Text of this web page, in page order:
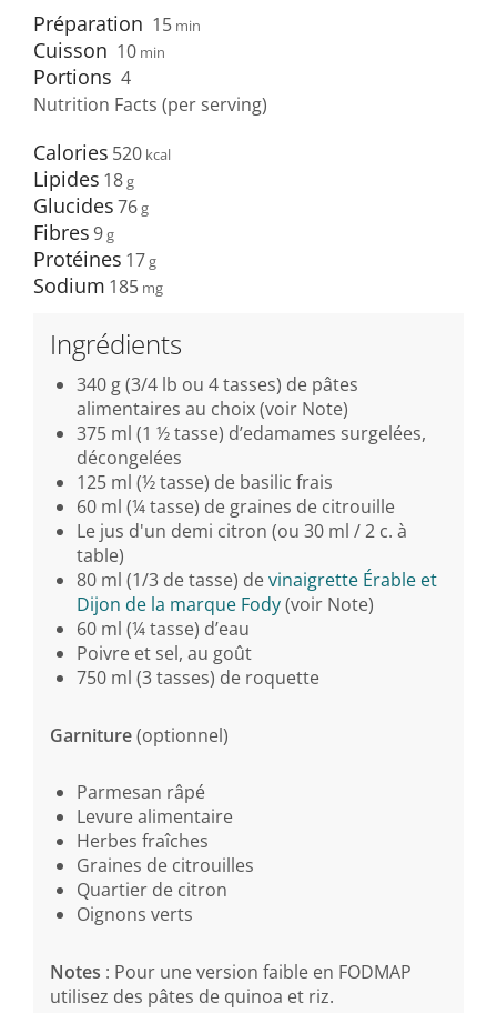
Préparation 15 min
Cuisson 10 min
Portions 4
Nutrition Facts (per serving)
Calories 520
Lipides 18
Glucides76
Fibres9
Protéines 17
Sodium 185
Ingrédients
340 g (3/4 lb ou 4 tasses) de pâtes
alimentaires au choix (voir Note)
375 ml (1 ½ tasse) d’edamames surgelées,
décongelées
125 ml (½ tasse) de basilic frais
60 ml (¼ tasse) de graines de citrouille
Le jus d'un demi citron (ou 30 ml / 2 c. à
table)
80 ml (1/3 de tasse) devinaigrette Érable et
Dijon de la marque Fody(voir Note)
60 ml (¼ tasse) d’eau
Poivre et sel, au goût
750 ml (3 tasses) de roquette
Garniture(optionnel)
Parmesan râpé
Levure alimentaire
Herbes fraîches
Graines de citrouilles
Quartier de citron
Oignons verts
Notes : Pour une version faible en FODMAP
utilisez des pâtes de quinoa et riz.